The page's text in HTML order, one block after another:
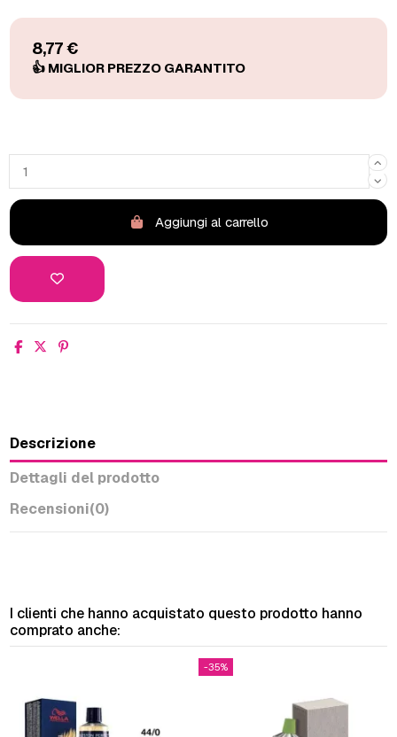
8,77 €
Aggiungi al carrello
Descrizione
Dettagli del prodotto
Recensioni(0)
I clienti che hanno acquistato questo prodotto hanno
comprato anche:
-35%